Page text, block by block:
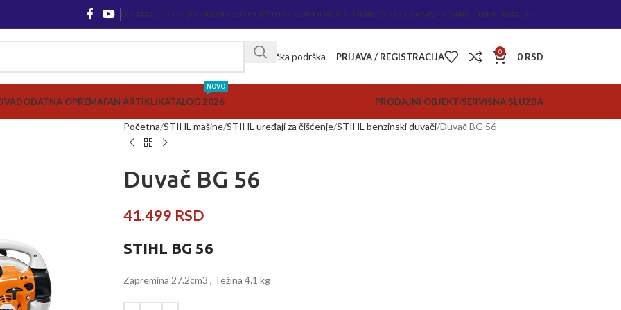
O NAMAUPUTSTVO ZA KUPOVINUOPŠTI USLOVIPODACI O FIRMIKONTAKT ZA SAVETOVANJE I REKLAMACIJE
Korisnička podrška PRIJAVA / REGISTRACIJA 0 0 RSD
DODATNA OPREMAFAN ARTIKLIKATALOG 2026
NOVO
PRODAJNI OBJEKTISERVISNA SLUŽBA
Početna STIHL mašine STIHL uređaji za čišćenje STIHL benzinski duvači Duvač BG 56
Duvač BG 56
41.499 RSD
STIHL BG 56
Zapremina 27.2cm3 , Težina 4.1 kg